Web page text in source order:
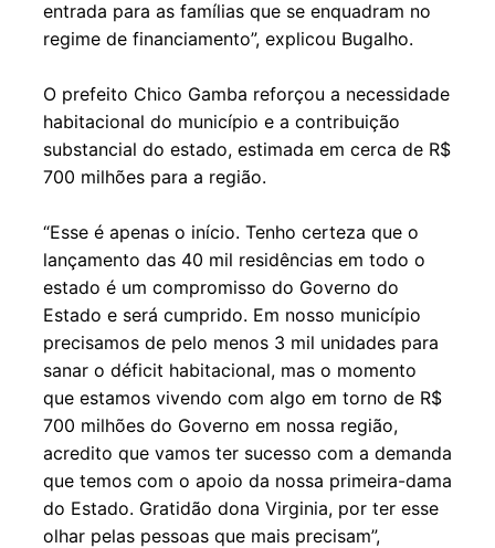
entrada para as famílias que se enquadram no
regime de financiamento”, explicou Bugalho.
O prefeito Chico Gamba reforçou a necessidade
habitacional do município e a contribuição
substancial do estado, estimada em cerca de R$
700 milhões para a região.
“Esse é apenas o início. Tenho certeza que o
lançamento das 40 mil residências em todo o
estado é um compromisso do Governo do
Estado e será cumprido. Em nosso município
precisamos de pelo menos 3 mil unidades para
sanar o déficit habitacional, mas o momento
que estamos vivendo com algo em torno de R$
700 milhões do Governo em nossa região,
acredito que vamos ter sucesso com a demanda
que temos com o apoio da nossa primeira-dama
do Estado. Gratidão dona Virginia, por ter esse
olhar pelas pessoas que mais precisam”,